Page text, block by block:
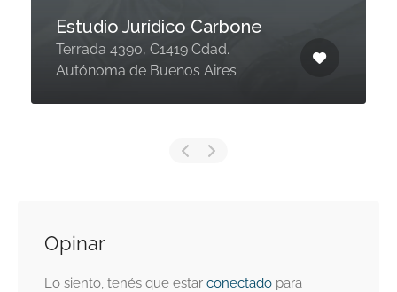
Estudio Jurídico Carbone
Terrada 4390, C1419 Cdad.
Autónoma de Buenos Aires
Opinar
Lo siento, tenés que estar conectado para